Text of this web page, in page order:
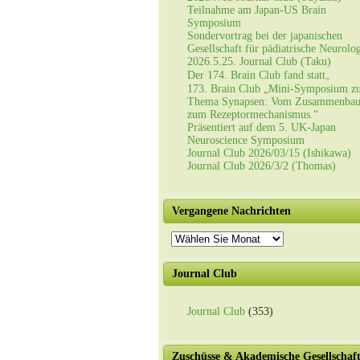
Teilnahme am Japan-US Brain
Symposium
Sondervortrag bei der japanischen
Gesellschaft für pädiatrische
2026.5.25. Journal Club (Taku)
Der 174. Brain Club fand statt。
173. Brain Club „Mini-Symposium
Thema Synapsen: Vom Zusammenbau
zum Rezeptormechanismus.“
Präsentiert auf dem 5. UK-Japan
Neuroscience Symposium
Journal Club 2026/03/15 (Ishikawa)
Journal Club 2026/3/2 (Thomas)
Vergangene Nachrichten
Vergangene
Nachrichten
Journal Club
Journal Club (353)
Zuschüsse & Akademische